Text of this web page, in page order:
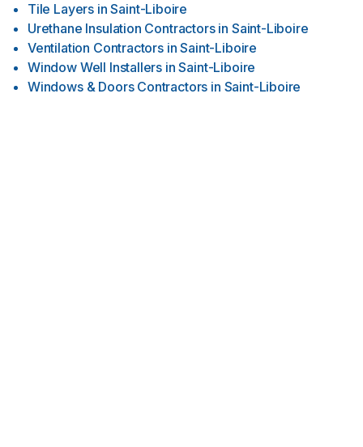
Tile Layers in Saint-Liboire
Urethane Insulation Contractors in Saint-Liboire
Ventilation Contractors in Saint-Liboire
Window Well Installers in Saint-Liboire
Windows & Doors Contractors in Saint-Liboire